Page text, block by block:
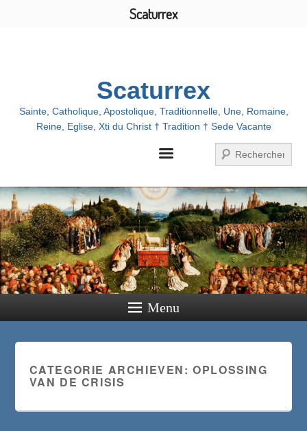
Menu
Scaturrex
Sainte, Catholique, Apostolique, Traditionnelle, Une, Romaine,
Reine, Eglise, Xti du Christ † Tradition † Sede Vacante
Zoeken
Menu
CATEGORIE ARCHIEVEN:OPLOSSING
VAN DE CRISIS
Scaturrex